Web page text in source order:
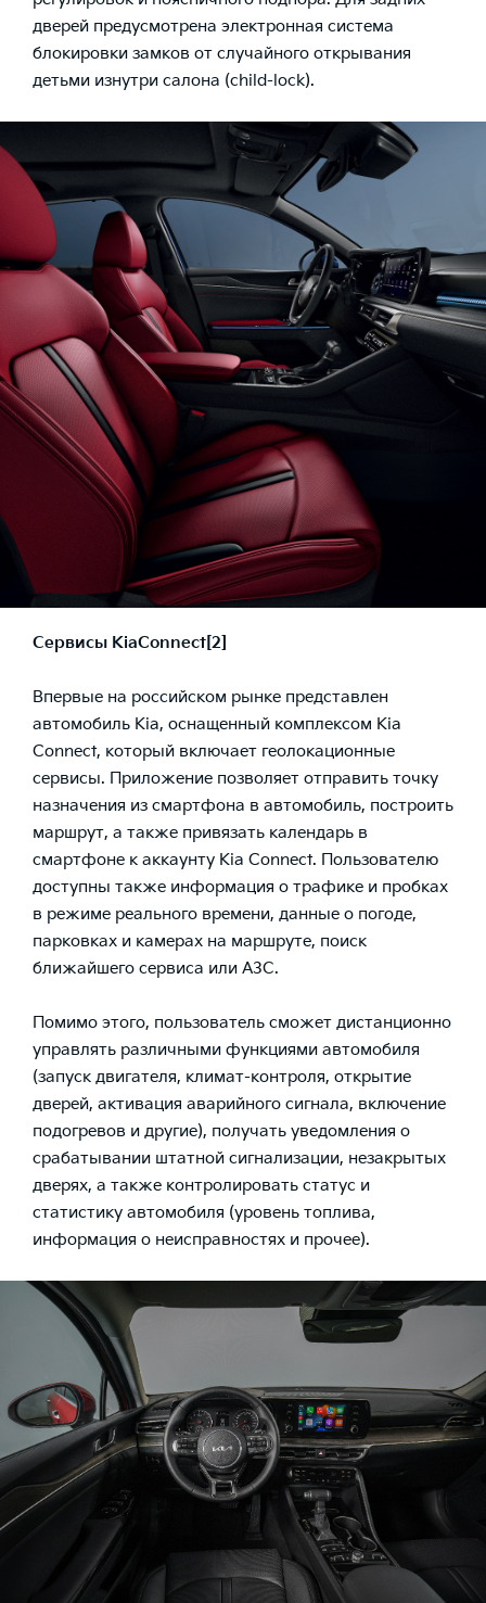
дверей предусмотрена электронная система
блокировки замков от случайного открывания
детьми изнутри салона (child-lock).
Сервисы KiaConnect [2]
Впервые на российском рынке представлен
автомобиль Kia, оснащенный комплексом Kia
Connect, который включает геолокационные
сервисы. Приложение позволяет отправить точку
назначения из смартфона в автомобиль, построить
маршрут, а также привязать календарь в
смартфоне к аккаунту Kia Connect. Пользователю
доступны также информация о трафике и пробках
в режиме реального времени, данные о погоде,
парковках и камерах на маршруте, поиск
ближайшего сервиса или АЗС.
Помимо этого, пользователь сможет дистанционно
управлять различными функциями автомобиля
(запуск двигателя, климат-контроля, открытие
дверей, активация аварийного сигнала, включение
подогревов и другие), получать уведомления о
срабатывании штатной сигнализации, незакрытых
дверях, а также контролировать статус и
статистику автомобиля (уровень топлива,
информация о неисправностях и прочее).